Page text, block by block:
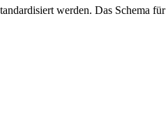
werden. Das Schema